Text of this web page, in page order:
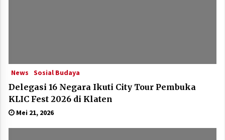
News Sosial Budaya
Delegasi 16 Negara Ikuti City Tour Pembuka
KLIC Fest 2026 di Klaten
Mei 21, 2026